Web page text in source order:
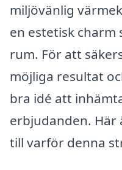
miljövänlig
en estetisk
rum. För att
möjliga resultat
bra idé att
erbjudanden.
till varför denna